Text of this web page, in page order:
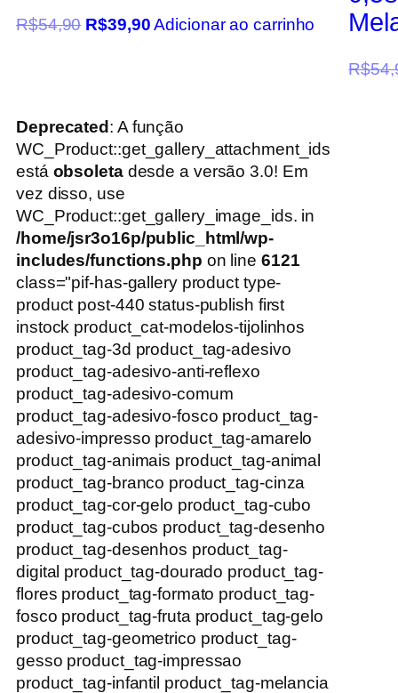
R$54,90 R$39,90 Adicionar ao carrinho
R$
Deprecated: A função
WC_Product::get_gallery_attachment_ids
está obsoletadesde a versão 3.0! Em
vez disso, use
WC_Product::get_gallery_image_ids. in
/home/jsr3o16p/public_html/wp-
includes/functions.php on line 6121
class="pif-has-gallery product type-
product post-440 status-publish first
instock product_cat-modelos-tijolinhos
product_tag-3d product_tag-adesivo
product_tag-adesivo-anti-reflexo
product_tag-adesivo-comum
product_tag-adesivo-fosco product_tag-
adesivo-impresso product_tag-amarelo
product_tag-animais product_tag-animal
product_tag-branco product_tag-cinza
product_tag-cor-gelo product_tag-cubo
product_tag-cubos product_tag-desenho
product_tag-desenhos product_tag-
digital product_tag-dourado product_tag-
flores product_tag-formato product_tag-
fosco product_tag-fruta product_tag-gelo
product_tag-geometrico product_tag-
gesso product_tag-impressao
product_tag-infantil product_tag-melancia